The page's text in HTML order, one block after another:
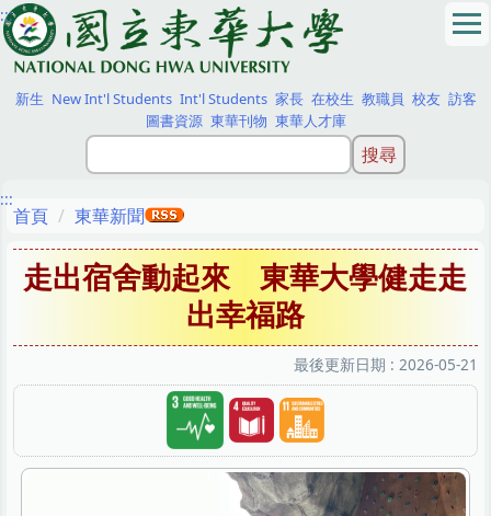
跳
到
主
要
內
:::
新生 New Int'l Students Int'l Students 家長 在校生 教職員 校友 訪客
圖書資源 東華刊物 東華人才庫
:::
首頁 東華新聞
走出宿舍動起來 東華大學健走走
出幸福路
最後更新日期 : 2026-05-21